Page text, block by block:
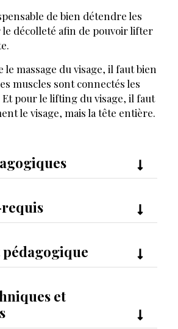
de bien détendre les
décolleté afin de pouvoir lifter
le massage du visage, il faut bien
muscles sont connectés les
pour le lifting du visage, il faut
le visage, mais la tête entière.
et